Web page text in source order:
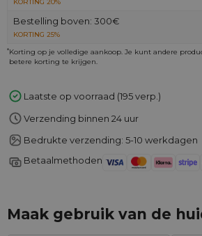
KORTING 20%
Bestelling boven: 300€
KORTING 25%
*Korting op je volledige aankoop. Je kunt andere
betere korting te krijgen.
Laatste op voorraad (195 verp.)
Verzending binnen 24 uur
Bedrukte verzending: 5-10 werkdagen
Betaalmethoden
Maak gebruik van de